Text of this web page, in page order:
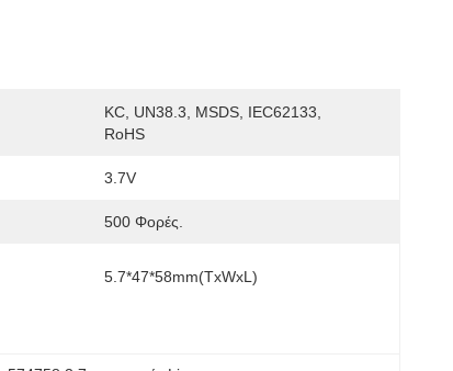
KC, UN38.3, MSDS, IEC62133,
RoHS
3.7V
500 Φορές.
5.7*47*58mm(TxWxL)